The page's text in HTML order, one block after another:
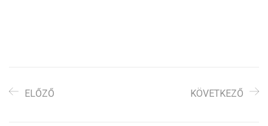
ELŐZŐ KÖVETKEZŐ